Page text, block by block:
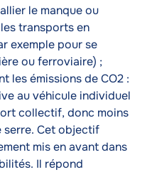
le manque ou
transports en
exemple pour se
ou ferroviaire) ;
émissions de CO2 :
au véhicule individuel
collectif, donc moins
serre. Cet objectif
mis en avant dans
Il répond